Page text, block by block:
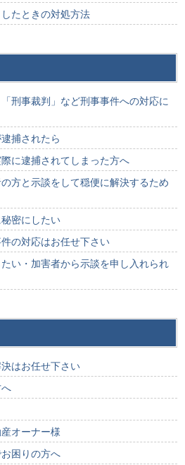
たときの対処方法
刑事裁判」など刑事事件への対応に
捕されたら
に逮捕されてしまった方へ
方と示談をして穏便に解決するため
密にしたい
の対応はお任せ下さい
い・加害者から示談を申し入れられ
はお任せ下さい
オーナー様
困りの方へ